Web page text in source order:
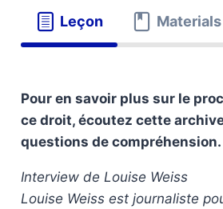
Leçon Materials
Pour en savoir plus sur le
ce droit, écoutez cette
questions de compréhension.
Interview de Louise Weiss
Louise Weiss est journaliste